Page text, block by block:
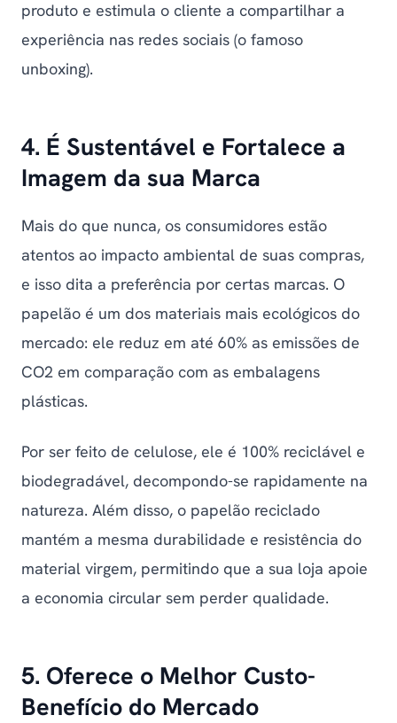
produto e estimula o cliente a compartilhar a
experiência nas redes sociais (o famoso
unboxing).
4. É Sustentável e Fortalece a
Imagem da sua Marca
Mais do que nunca, os consumidores estão
atentos ao impacto ambiental de suas compras,
e isso dita a preferência por certas marcas. O
papelão é um dos materiais mais ecológicos do
mercado: ele reduz em até 60% as emissões de
CO2 em comparação com as embalagens
plásticas.
Por ser feito de celulose, ele é 100% reciclável e
biodegradável, decompondo-se rapidamente na
natureza. Além disso, o papelão reciclado
mantém a mesma durabilidade e resistência do
material virgem, permitindo que a sua loja apoie
a economia circular sem perder qualidade.
5. Oferece o Melhor Custo-
Benefício do Mercado